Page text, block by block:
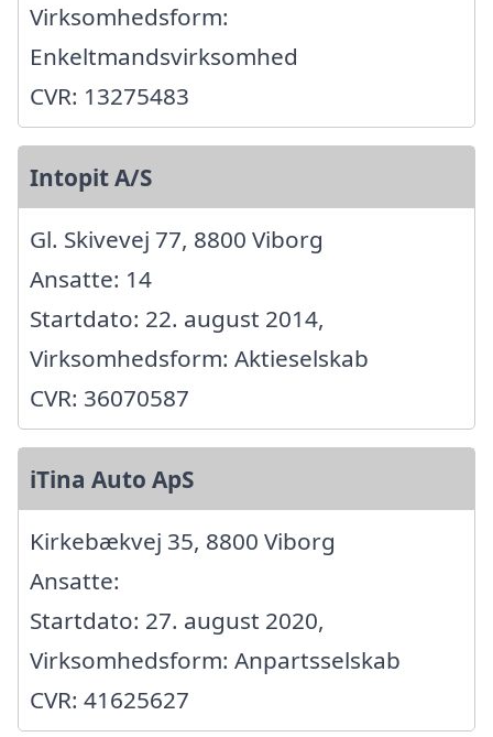
Virksomhedsform:
Enkeltmandsvirksomhed
CVR: 13275483
Intopit A/S
Gl. Skivevej 77, 8800 Viborg
Ansatte: 14
Startdato: 22. august 2014,
Virksomhedsform: Aktieselskab
CVR: 36070587
iTina Auto ApS
Kirkebækvej 35, 8800 Viborg
Ansatte:
Startdato: 27. august 2020,
Virksomhedsform: Anpartsselskab
CVR: 41625627